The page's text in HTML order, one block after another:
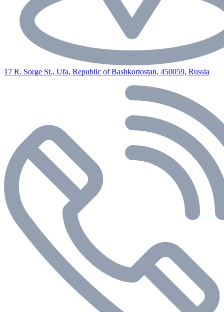
17 R. Sorge St., Ufa, Republic of Bashkortostan, 450059, Russia